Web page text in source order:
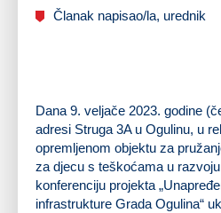
Članak napisao/la, urednik
Dana 9. veljače 2023. godine
adresi Struga 3A u Ogulinu, u
opremljenom objektu za
za djecu s teškoćama u
konferenciju projekta
infrastrukture Grada Ogulina“